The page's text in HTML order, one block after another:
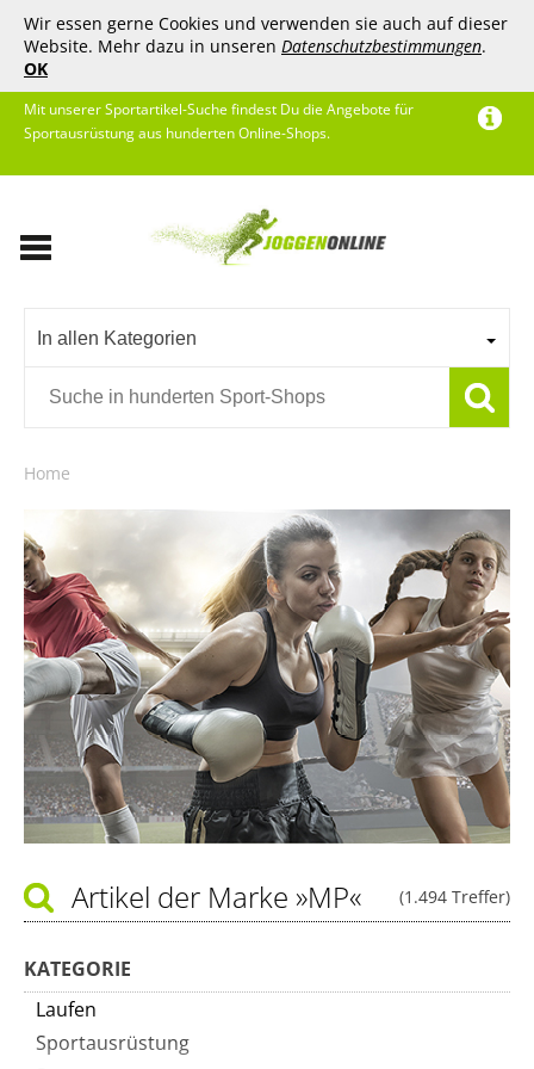
Wir essen gerne Cookies und verwenden sie auch auf dieser
Website. Mehr dazu in unseren Datenschutzbestimmungen.
OK
Mit unserer Sportartikel-Suche findest Du die Angebote für
Sportausrüstung aus hunderten Online-Shops.
In allen Kategorien
Home
(1.494 Treffer)
Artikel der Marke »MP«
KATEGORIE
Laufen
Sportausrüstung